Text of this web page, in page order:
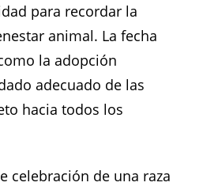
para recordar la
animal. La fecha
la adopción
adecuado de las
hacia todos los
celebración de una raza